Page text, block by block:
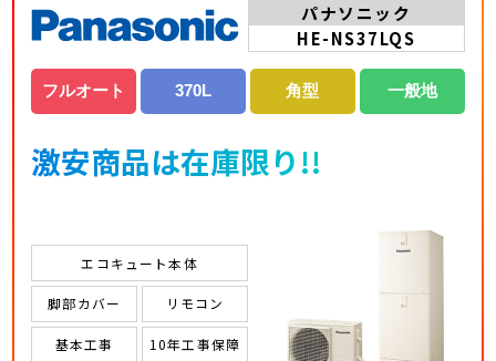
パナソニック
HE-NS37LQS
フルオート 370L 角型 一般地
激安商品は在庫限り!!
エコキュート本体
脚部カバー リモコン
基本工事 10年工事保障